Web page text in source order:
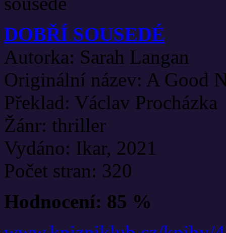
DOBŘÍ SOUSEDÉ
Autorka: Sarah Langan
Originální název: A Good
Překlad: Václav Procházka
Žánr: thriller
Vydáno: Ikar, 2021
Počet stran: 320
Hodnocení: 85 %